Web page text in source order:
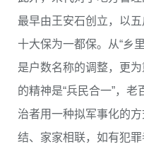
最早由王安石创立，以五
十大保为一都保。从“乡
是户数名称的调整，更
的精神是“兵民合一”，老
治者用一种拟军事化的
结、家家相联，如有犯